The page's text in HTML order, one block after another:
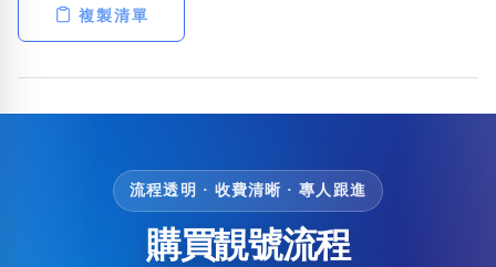
複製清單
流程透明 · 收費清晰 · 專人跟進
購買靚號流程